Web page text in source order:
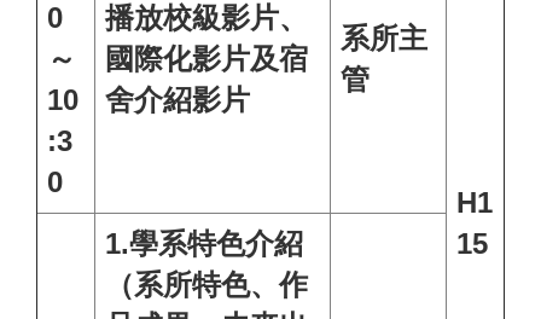
H1
15
0
～
10
:3
0
播放校級影片、
國際化影片及宿
舍介紹影片
系所主
管
1.學系特色介紹
（系所特色、作